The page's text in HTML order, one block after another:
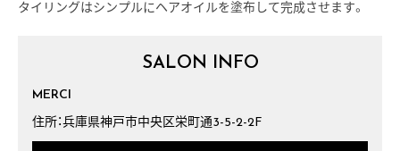
タイリングはシンプルにヘアオイルを塗布して完成させます。
SALON INFO
MERCI
住所：兵庫県神戸市中央区栄町通3-5-2-2F